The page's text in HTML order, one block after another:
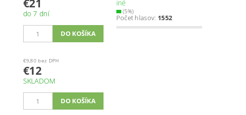
€21
do 7 dní
€9,80 bez DPH
€12
SKLADOM
iné
(5%)
Počet hlasov: 1552